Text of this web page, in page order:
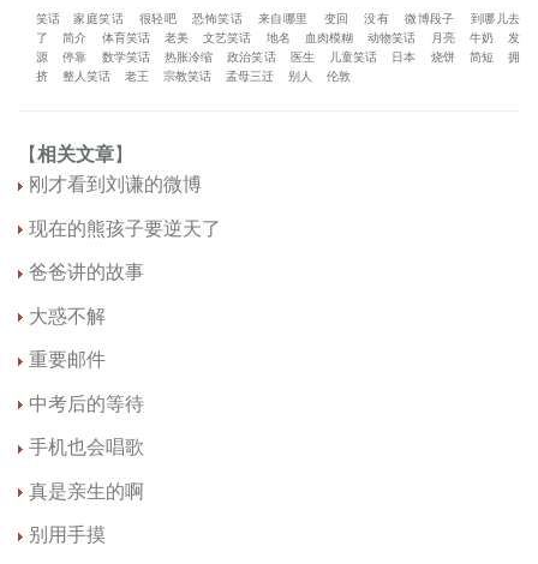
笑话 家庭笑话 很轻吧 恐怖笑话 来自哪里 变回 没有 微博段子
到哪儿去
了
简介 体育笑话 老美 文艺笑话 地名 血肉模糊 动物笑话 月亮 牛奶
发
源
停靠 数学笑话 热胀冷缩 政治笑话 医生 儿童笑话 日本 烧饼 简短
拥
挤
整人笑话 老王 宗教笑话 孟母三迁 别人 伦敦
【相关文章】
刚才看到刘谦的微博
现在的熊孩子要逆天了
爸爸讲的故事
大惑不解
重要邮件
中考后的等待
手机也会唱歌
真是亲生的啊
别用手摸